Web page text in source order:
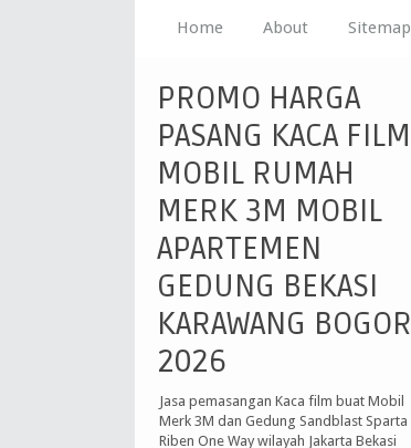
Home About Sitemap
PROMO HARGA
PASANG KACA FILM
MOBIL RUMAH
MERK 3M MOBIL
APARTEMEN
GEDUNG BEKASI
KARAWANG BOGOR
2026
Jasa pemasangan Kaca film buat Mobil
Merk 3M dan Gedung Sandblast Sparta
Riben One Way wilayah Jakarta Bekasi